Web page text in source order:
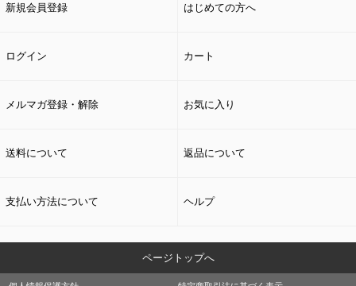
新規会員登録 はじめての方へ
ログイン カート
メルマガ登録・解除 お気に入り
送料について 返品について
支払い方法について ヘルプ
ページトップへ